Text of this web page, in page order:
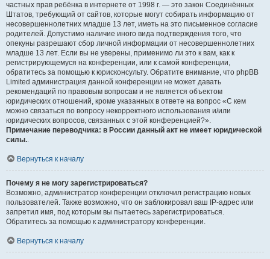
частных прав ребёнка в интернете от 1998 г. — это закон Соединённых
Штатов, требующий от сайтов, которые могут собирать информацию от
несовершеннолетних младше 13 лет, иметь на это письменное согласие
родителей. Допустимо наличие иного вида подтверждения того, что
опекуны разрешают сбор личной информации от несовершеннолетних
младше 13 лет. Если вы не уверены, применимо ли это к вам, как к
регистрирующемуся на конференции, или к самой конференции,
обратитесь за помощью к юрисконсульту. Обратите внимание, что phpBB
Limited администрация данной конференции не может давать
рекомендаций по правовым вопросам и не является объектом
юридических отношений, кроме указанных в ответе на вопрос «С кем
можно связаться по вопросу некорректного использования и/или
юридических вопросов, связанных с этой конференцией?».
Примечание переводчика: в России данный акт не имеет юридической
силы..
Вернуться к началу
Почему я не могу зарегистрироваться?
Возможно, администратор конференции отключил регистрацию новых
пользователей. Также возможно, что он заблокировал ваш IP-адрес или
запретил имя, под которым вы пытаетесь зарегистрироваться.
Обратитесь за помощью к администратору конференции.
Вернуться к началу